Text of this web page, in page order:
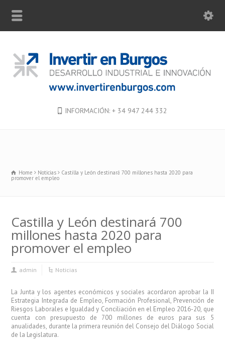
INFORMACIÓN: + 34 947 244 332
Home Noticias Castilla y León destinará 700 millones hasta 2020 para
promover el empleo
Castilla y León destinará 700
millones hasta 2020 para
promover el empleo
admin Noticias
La Junta y los agentes económicos y sociales acordaron aprobar la II
Estrategia Integrada de Empleo, Formación Profesional, Prevención de
Riesgos Laborales e Igualdad y Conciliación en el Empleo 2016-20, que
cuenta con presupuesto de 700 millones de euros para sus 5
anualidades, durante la primera reunión del Consejo del Diálogo Social
de la Legislatura.